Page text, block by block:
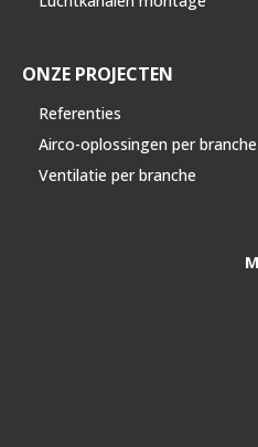
ONZE PROJECTEN
Referenties
Airco-oplossingen per branche
Ventilatie per branche